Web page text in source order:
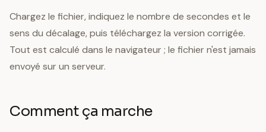
Chargez le fichier, indiquez le nombre de secondes et le
sens du décalage, puis téléchargez la version corrigée.
Tout est calculé dans le navigateur ; le fichier n'est jamais
envoyé sur un serveur.
Comment ça marche